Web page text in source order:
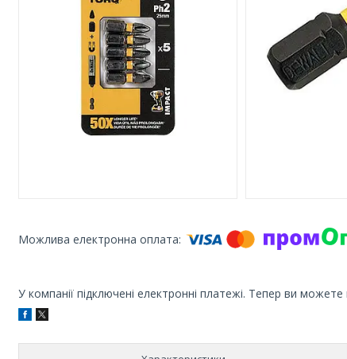
У компанії підключені електронні платежі. Тепер ви